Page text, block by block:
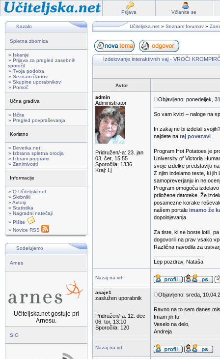
Prijava Včlanite se
Kazalo
Spletna zbornica
» Iskanje
» Prijava za pregled zasebnih
sporočil
» Tvoja podoba
» Seznam članov
» Skupine uporabnikov
» Pomoč
Učna gradiva
» Iščite
» Pregled povpraševanja
Koristno
» Devetka.net
» Izbrana spletna orodja
» Izbrani programi
» Zanimivosti
Informacije
» O Učiteljski.net
» Skrbniki
» Avtorji
» Statistika
» Nagradni natečaji
» Pišite
» Novice RSS
Sodelujemo
Arnes
Učiteljska.net gostuje pri
Arnesu.
SIO
Učiteljska.net » Seznam forumov »
Izdelovanje interaktivnih vaj - VROČI
Avtor
admin
Administrator
Pridružen/-a: 23. jan
03, čet, 15:55
Sporočila: 1336
Kraj: Lj
Objavljeno: ponedeljek,
So vam kvizi – naloge na
In zakaj ne bi izdelali
najdete na tej povezavi
Program Hot Potatoes je
University of Victoria
svoje izdelke predstavijo
Z njim izdelamo teste, ki jih
samopreverjanju in ne
Program omogoča
priložene datoteke. Že
posamezne korake
našem portalu imamo že
dopolnjevanja.
Za tiste, ki se boste lotili,
dogovorili na prav vsako
Različna navodila za
Lep pozdrav, Nataša
Nazaj na vrh
asaje1
zaslužen uporabnik
Pridružen/-a: 12. dec
06, tor, 13:10
Sporočila: 120
Objavljeno: sreda,
Ravno na to sem danes
Imam jih tu.
Veselo na delo,
Andreja
Nazaj na vrh